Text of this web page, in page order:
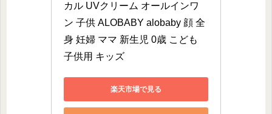
カル UVクリーム オールインワ
ン 子供 ALOBABY alobaby 顔 全
身 妊婦 ママ 新生児 0歳 こども
子供用 キッズ
楽天市場で見る